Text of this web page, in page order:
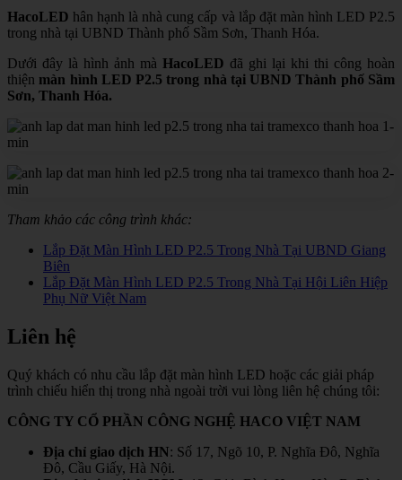
HacoLED hân hạnh là nhà cung cấp và lắp đặt màn hình LED P2.5
trong nhà tại UBND Thành phố Sầm Sơn, Thanh Hóa.
Dưới đây là hình ảnh mà HacoLED đã ghi lại khi thi công hoàn
thiện màn hình LED P2.5 trong nhà tại UBND Thành phố Sầm
Sơn, Thanh Hóa.
Tham khảo các công trình khác:
Lắp Đặt Màn Hình LED P2.5 Trong Nhà Tại UBND Giang
Biên
Lắp Đặt Màn Hình LED P2.5 Trong Nhà Tại Hội Liên Hiệp
Phụ Nữ Việt Nam
Liên hệ
Quý khách có nhu cầu lắp đặt màn hình LED hoặc các giải pháp
trình chiếu hiển thị trong nhà ngoài trời vui lòng liên hệ chúng tôi:
CÔNG TY CỔ PHẦN CÔNG NGHỆ HACO VIỆT NAM
Địa chỉ giao dịch HN: Số 17, Ngõ 10, P. Nghĩa Đô, Nghĩa
Đô, Cầu Giấy, Hà Nội.